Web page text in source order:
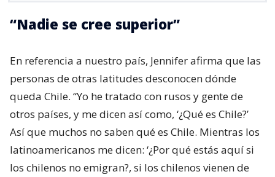
“Nadie se cree superior”
En referencia a nuestro país, Jennifer afirma que las
personas de otras latitudes desconocen dónde
queda Chile. “Yo he tratado con rusos y gente de
otros países, y me dicen así como, ‘¿Qué es Chile?’
Así que muchos no saben qué es Chile. Mientras los
latinoamericanos me dicen: ‘¿Por qué estás aquí si
los chilenos no emigran?, si los chilenos vienen de